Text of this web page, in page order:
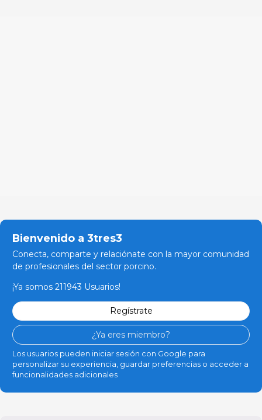
Bienvenido a 3tres3
Conecta, comparte y relaciónate con la mayor comunidad
de profesionales del sector porcino.
¡Ya somos 211943 Usuarios!
Regístrate
¿Ya eres miembro?
Los usuarios pueden iniciar sesión con Google para
personalizar su experiencia, guardar preferencias o acceder a
funcionalidades adicionales